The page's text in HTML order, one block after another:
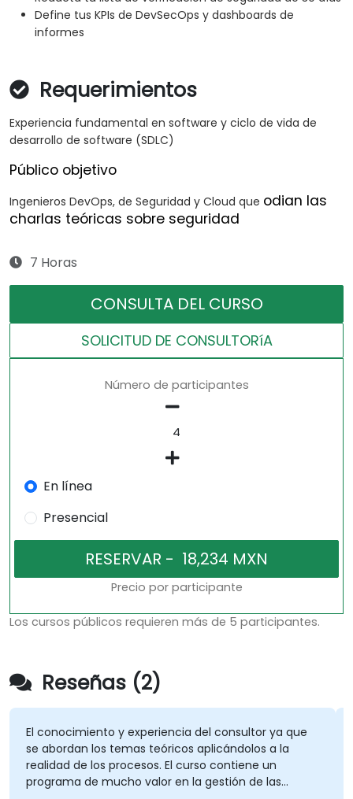
Define tus KPIs de DevSecOps y dashboards de
informes
Requerimientos
Experiencia fundamental en software y ciclo de vida de
desarrollo de software (SDLC)
Público objetivo
Ingenieros DevOps, de Seguridad y Cloud que odian las
charlas teóricas sobre seguridad
7 Horas
CONSULTA DEL CURSO
SOLICITUD DE CONSULTORíA
Número de participantes
En línea
Presencial
Precio por participante
Los cursos públicos requieren más de 5 participantes.
Reseñas (2)
El conocimiento y experiencia del consultor ya que
se abordan los temas teóricos aplicándolos a la
realidad de los procesos. El curso contiene un
programa de mucho valor en la gestión de las